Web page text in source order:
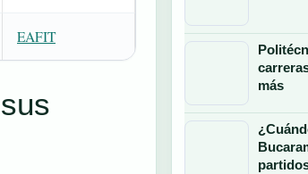
EAFIT
más